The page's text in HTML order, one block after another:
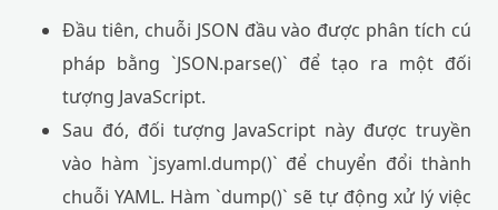
Đầu tiên, chuỗi JSON đầu vào được phân tích cú
pháp bằng `JSON.parse()` để tạo ra một đối
tượng JavaScript.
Sau đó, đối tượng JavaScript này được truyền
vào hàm `jsyaml.dump()` để chuyển đổi thành
chuỗi YAML. Hàm `dump()` sẽ tự động xử lý việc